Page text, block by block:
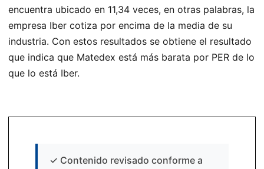
encuentra ubicado en 11,34 veces, en otras palabras, la
empresa Iber cotiza por encima de la media de su
industria. Con estos resultados se obtiene el resultado
que indica que Matedex está más barata por PER de lo
que lo está Iber.
✓ Contenido revisado conforme a